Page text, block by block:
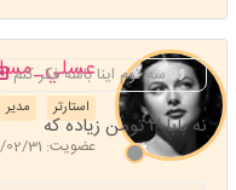
مدیر استارتر
عضویت: 1398/02/31
سه توم اینا باشه فکر کنم
نه بابا ۳ تومن زیاده که